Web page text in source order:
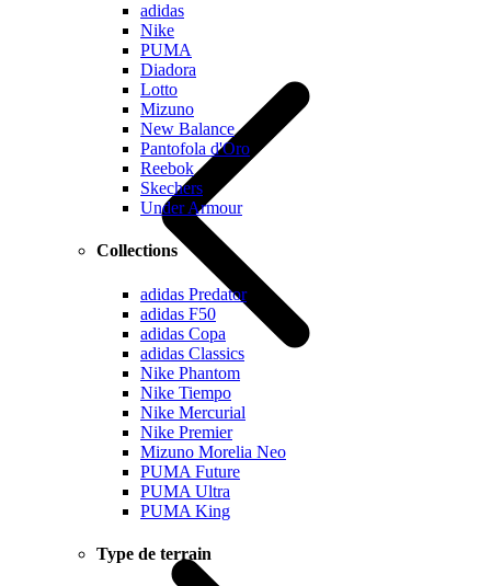
adidas
Nike
PUMA
Diadora
Lotto
Mizuno
New Balance
Pantofola d'Oro
Reebok
Skechers
Under Armour
Collections
adidas Predator
adidas F50
adidas Copa
adidas Classics
Nike Phantom
Nike Tiempo
Nike Mercurial
Nike Premier
Mizuno Morelia Neo
PUMA Future
PUMA Ultra
PUMA King
Type de terrain